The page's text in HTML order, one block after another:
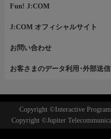
Fun! J:COM
J:COM オフィシャルサイト
お問い合わせ
お客さまのデータ利用･外部送
Copyright ©Interactive
Copyright ©Jupiter